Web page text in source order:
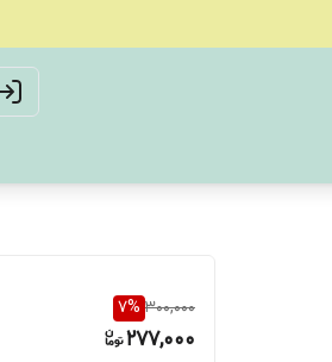
300,000
7%
277,000